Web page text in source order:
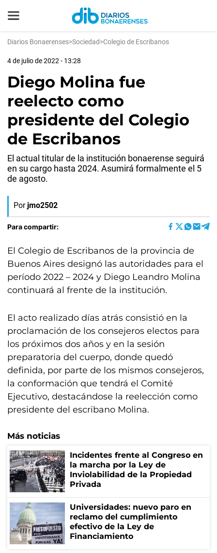
Diarios Bonaerenses>Sociedad>Colegio de Escribanos
4 de julio de 2022 - 13:28
Diego Molina fue
reelecto como
presidente del Colegio
de Escribanos
El actual titular de la institución bonaerense seguirá
en su cargo hasta 2024. Asumirá formalmente el 5
de agosto.
Por jmo2502
Para compartir:
El Colegio de Escribanos de la provincia de
Buenos Aires designó las autoridades para el
período 2022 – 2024 y Diego Leandro Molina
continuará al frente de la institución.
El acto realizado días atrás consistió en la
proclamación de los consejeros electos para
los próximos dos años y en la sesión
preparatoria del cuerpo, donde quedó
definida, por parte de los mismos consejeros,
la conformación que tendrá el Comité
Ejecutivo, destacándose la reelección como
presidente del escribano Molina.
Más noticias
Incidentes frente al Congreso en
la marcha por la Ley de
Inviolabilidad de la Propiedad
Privada
Universidades: nuevo paro en
reclamo del cumplimiento
efectivo de la Ley de
Financiamiento